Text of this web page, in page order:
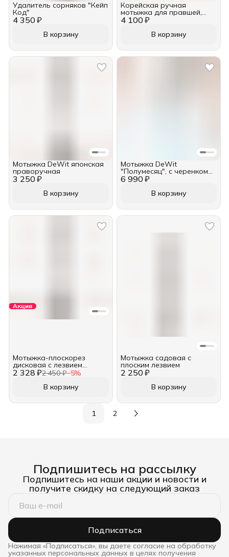
4 350 ₽
Удалитель сорняков "Кейп
Код"
В корзину
4 100 ₽
Корейская ручная
мотыжка для правшей,
DeWit, рукоятка из ясеня
В корзину
3 250 ₽
Мотыжка DeWit японская
праворучная
В корзину
6 990 ₽
Мотыжка DeWit
"Полумесяц", с черенком
1400 мм, рабочая часть
В корзину
Акция
2 328 ₽2 450 ₽−5%
Мотыжка-плоскорез
дисковая с лезвием
круглый нож, короткая
В корзину
2 250 ₽
Мотыжка садовая с
плоским лезвием
В корзину
1 2
Подпишитесь на рассылку
Подпишитесь на наши акции и новости и
получите скидку на следующий заказ
Подписаться
Нажимая «Подписаться», вы даете согласие на обработку
указанных персональных данных в целях получения